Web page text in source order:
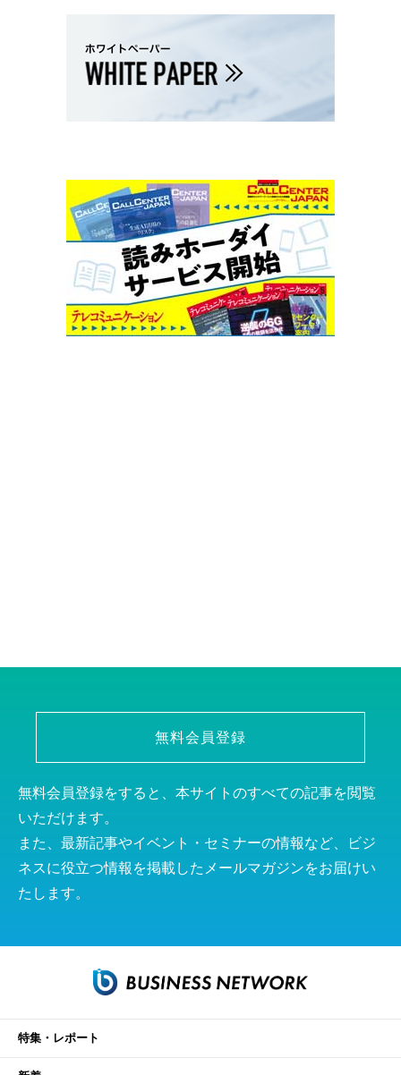
無料会員登録
無料会員登録をすると、本サイトのすべての記事を閲覧
いただけます。
また、最新記事やイベント・セミナーの情報など、ビジ
ネスに役立つ情報を掲載したメールマガジンをお届けい
たします。
特集・レポート